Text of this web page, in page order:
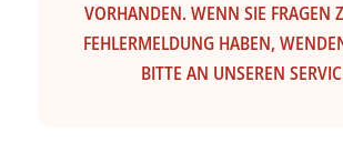
VORHANDEN. WENN SIE FRAGEN
FEHLERMELDUNG HABEN,
BITTE AN UNSEREN